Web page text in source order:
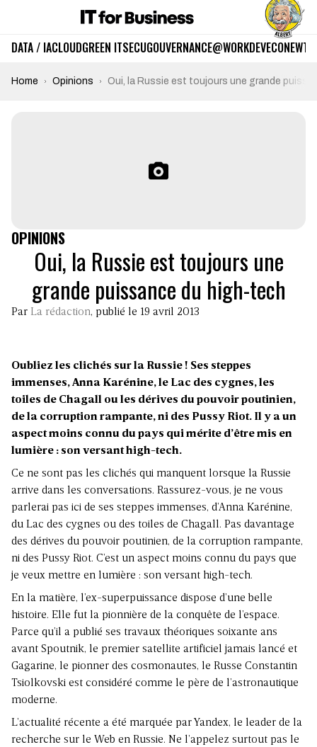
DATA / IACLOUDGREEN ITSECUGOUVERNANCE@WORKDEVECO
Home Opinions Oui, la Russie est toujours une grande
OPINIONS
Oui, la Russie est toujours une
grande puissance du high-tech
Par La rédaction, publié le 19 avril 2013
Oubliez les clichés sur la Russie ! Ses steppes
immenses, Anna Karénine, le Lac des cygnes, les
toiles de Chagall ou les dérives du pouvoir poutinien,
de la corruption rampante, ni des Pussy Riot. Il y a un
aspect moins connu du pays qui mérite d’être mis en
lumière : son versant high-tech.
Ce ne sont pas les clichés qui manquent lorsque la Russie
arrive dans les conversations. Rassurez-vous, je ne vous
parlerai pas ici de ses steppes immenses, d’Anna Karénine,
du Lac des cygnes ou des toiles de Chagall. Pas davantage
des dérives du pouvoir poutinien, de la corruption rampante,
ni des Pussy Riot. C’est un aspect moins connu du pays que
je veux mettre en lumière : son versant high-tech.
En la matière, l’ex-superpuissance dispose d’une belle
histoire. Elle fut la pionnière de la conquête de l’espace.
Parce qu’il a publié ses travaux théoriques soixante ans
avant Spoutnik, le premier satellite artificiel jamais lancé et
Gagarine, le pionner des cosmonautes, le Russe Constantin
Tsiolkovski est considéré comme le père de l’astronautique
moderne.
L’actualité récente a été marquée par Yandex, le leader de la
recherche sur le Web en Russie. Ne l’appelez surtout pas le